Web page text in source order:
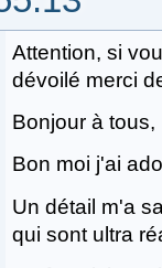
Attention, si
dévoilé merci
Bonjour à tous,
Bon moi j'ai
Un détail m'a
qui sont ultra